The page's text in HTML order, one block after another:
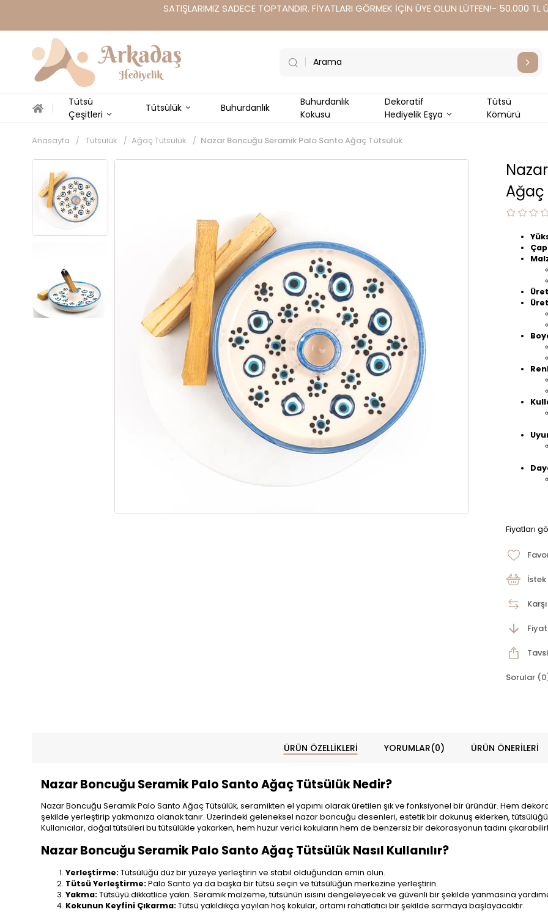
SATIŞLARIMIZ SADECE TOPTANDIR. FİYATLARI GÖRMEK İÇİN ÜYE OLUN LÜTFEN!- 50.000
Tütsü
Çeşitleri
Tütsülük Buhurdanlık
Buhurdanlık
Kokusu
Dekoratif
Hediyelik Eşya
Tütsü
Kömürü
Anasayfa Tütsülük Ağaç Tütsülük Nazar Boncuğu Seramik Palo Santo Ağaç Tütsülük
Ağaç
Fiyatları
İstek
Sorular
ÜRÜN ÖZELLIKLERI YORUMLAR(0) ÜRÜN ÖNERILERI
Nazar Boncuğu Seramik Palo Santo Ağaç Tütsülük Nedir?
Nazar Boncuğu Seramik Palo Santo Ağaç Tütsülük, seramikten el yapımı olarak üretilen şık ve fonksiyonel bir üründür. Hem
şekilde yerleştirip yakmanıza olanak tanır. Üzerindeki geleneksel nazar boncuğu desenleri, estetik bir dokunuş eklerken,
Kullanıcılar, doğal tütsüleri bu tütsülükle yakarken, hem huzur verici kokuların hem de benzersiz bir dekorasyonun tadını
Nazar Boncuğu Seramik Palo Santo Ağaç Tütsülük Nasıl Kullanılır?
Yerleştirme:Tütsülüğü düz bir yüzeye yerleştirin ve stabil olduğundan emin olun.
Tütsü Yerleştirme:Palo Santo ya da başka bir tütsü seçin ve tütsülüğün merkezine yerleştirin.
Yakma:Tütsüyü dikkatlice yakın. Seramik malzeme, tütsünün ısısını dengeleyecek ve güvenli bir şekilde yanmasına
Kokunun Keyfini Çıkarma:Tütsü yakıldıkça yayılan hoş kokular, ortamı rahatlatıcı bir şekilde sarmaya başlayacaktır.